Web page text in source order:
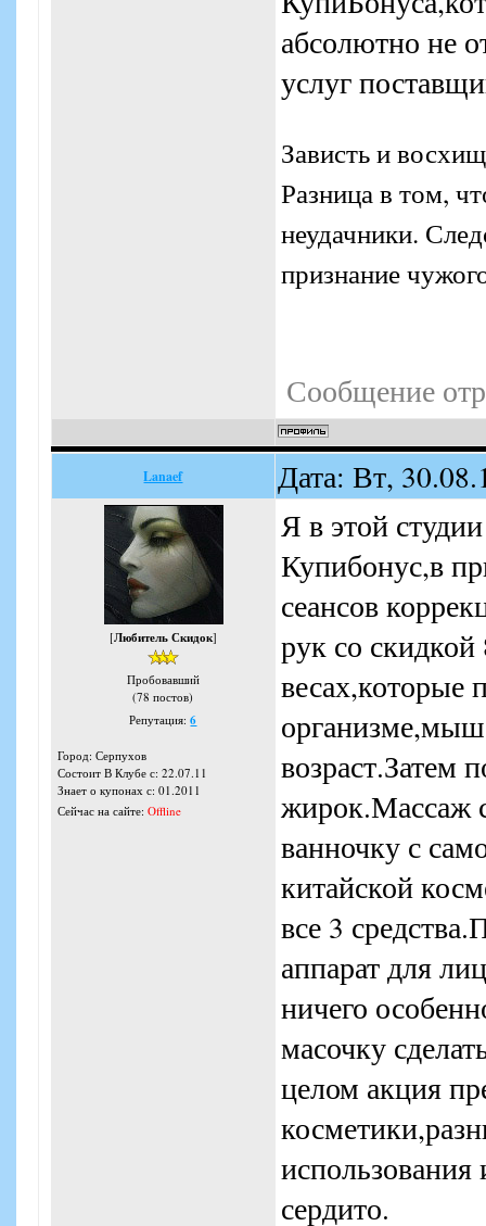
абсолютно не
услуг
Зависть и
Разница в том,
неудачники.
признание
Сообщение
Lanaef Дата: Вт,
[Любитель Скидок]
Пробовавший
(78 постов)
Репутация:6
Город: Серпухов
Состоит В Клубе с: 22.07.11
Знает о купонах с: 01.2011
Сейчас на сайте: Offline
Я в этой
Купибонус,в
сеансов
рук со
весах,которые
возраст.Затем
жирок.Массаж
ванночку с
китайской
все 3
аппарат для
ничего
масочку
целом акция
сердито.